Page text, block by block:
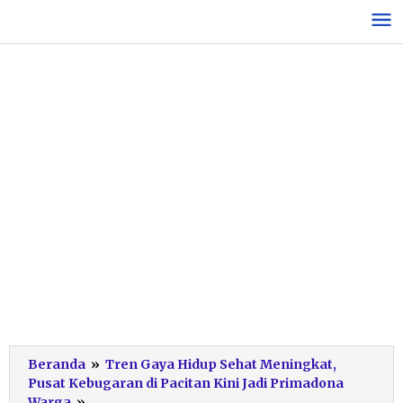
konten
Beranda » Tren Gaya Hidup Sehat Meningkat,
Pusat Kebugaran di Pacitan Kini Jadi Primadona